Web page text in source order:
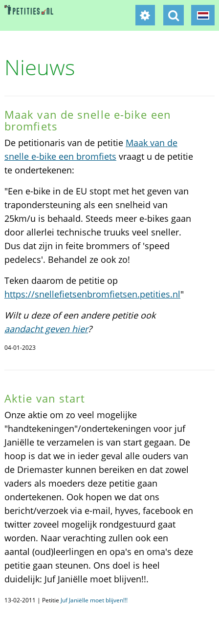
Nieuws
Maak van de snelle e-bike een
bromfiets
De petitionaris van de petitie Maak van de
snelle e-bike een bromfiets vraagt u de petitie
te ondertekenen:
"Een e-bike in de EU stopt met het geven van
trapondersteuning als een snelheid van
25km/u is behaald. Steeds meer e-bikes gaan
door allerlei technische truuks veel sneller.
Dus dat zijn in feite brommers of 'speed
pedelecs'. Behandel ze ook zo!
Teken daarom de petitie op
https://snellefietsenbromfietsen.petities.nl"
Wilt u deze of een andere petitie ook
aandacht geven hier?
04-01-2023
Aktie van start
Onze aktie om zo veel mogelijke
"handtekeningen"/ondertekeningen voor juf
Janiëlle te verzamelen is van start gegaan. De
hoop is dat we in ieder geval alle ouders van
de Driemaster kunnen bereiken en dat zowel
vaders als moeders deze petitie gaan
ondertekenen. Ook hopen we dat ons
bericht/verzoek via e-mail, hyves, facebook en
twitter zoveel mogelijk rondgestuurd gaat
worden. Naar verachting zullen ook een
aantal (oud)leerlingen en opa's en oma's deze
petitie gaan steunen. Ons doel is heel
duidelijk: Juf Janiëlle moet blijven!!.
13-02-2011 | Petitie Juf Janiëlle moet blijven!!!